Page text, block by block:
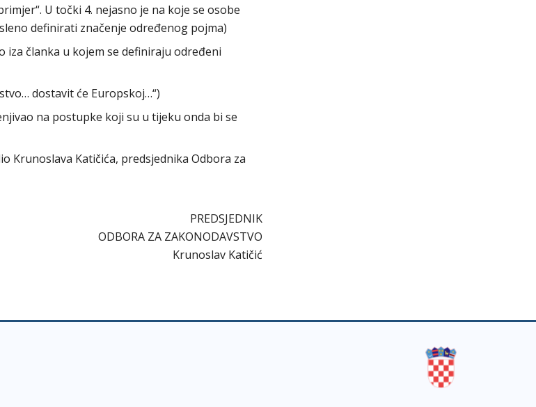
U točki 4. nejasno je na koje se osobe
definirati značenje određenog pojma)
članka u kojem se definiraju određeni
dostavit će Europskoj…“)
na postupke koji su u tijeku onda bi se
Krunoslava Katičića, predsjednika Odbora za
PREDSJEDNIK
ODBORA ZA ZAKONODAVSTVO
Krunoslav Katičić